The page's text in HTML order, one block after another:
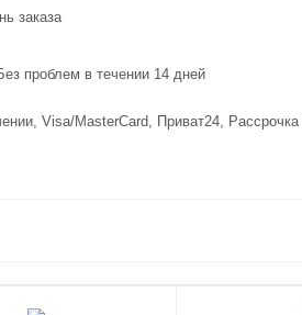
заказа
проблем в течении 14 дней
Visa/MasterCard, Приват24, Рассрочка